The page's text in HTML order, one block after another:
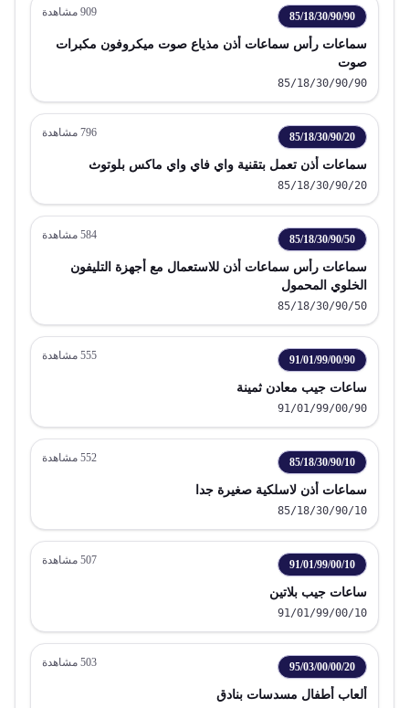
85/18/30/90/90
909 مشاهدة
سماعات رأس سماعات أذن مذياع صوت ميكروفون مكبرات
صوت
85/18/30/90/90
85/18/30/90/20
796 مشاهدة
سماعات أذن تعمل بتقنية واي فاي واي ماكس بلوتوث
85/18/30/90/20
85/18/30/90/50
584 مشاهدة
سماعات رأس سماعات أذن للاستعمال مع أجهزة التليفون
الخلوي المحمول
85/18/30/90/50
91/01/99/00/90
555 مشاهدة
ساعات جيب معادن ثمينة
91/01/99/00/90
85/18/30/90/10
552 مشاهدة
سماعات أذن لاسلكية صغيرة جدا
85/18/30/90/10
91/01/99/00/10
507 مشاهدة
ساعات جيب بلاتين
91/01/99/00/10
95/03/00/00/20
503 مشاهدة
ألعاب أطفال مسدسات بنادق